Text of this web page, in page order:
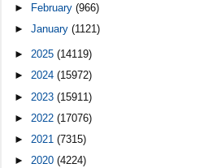
► February(966)
►January(1121)
►2025(14119)
►2024(15972)
► 2023(15911)
► 2022(17076)
► 2021(7315)
►2020(4224)